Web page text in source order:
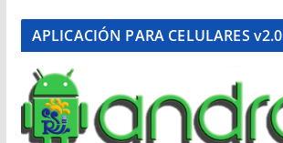
APLICACIÓN PARA CELULARES v2.0